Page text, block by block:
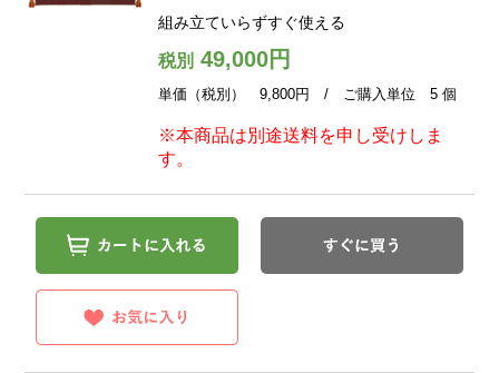
組み立ていらずすぐ使える
税別49,000円
単価（税別） 9,800円 / ご購入単位 5 個
※本商品は別途送料を申し受けしま
す。